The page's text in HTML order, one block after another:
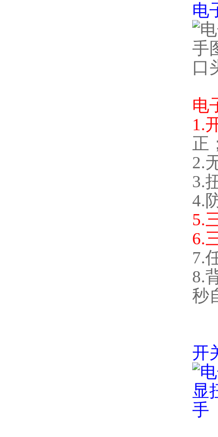
电
电
1.
正
2.
3.
4.
5.
6.
7.
8.
秒
开